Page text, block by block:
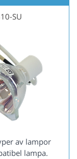
SU
av lampor
lampa.